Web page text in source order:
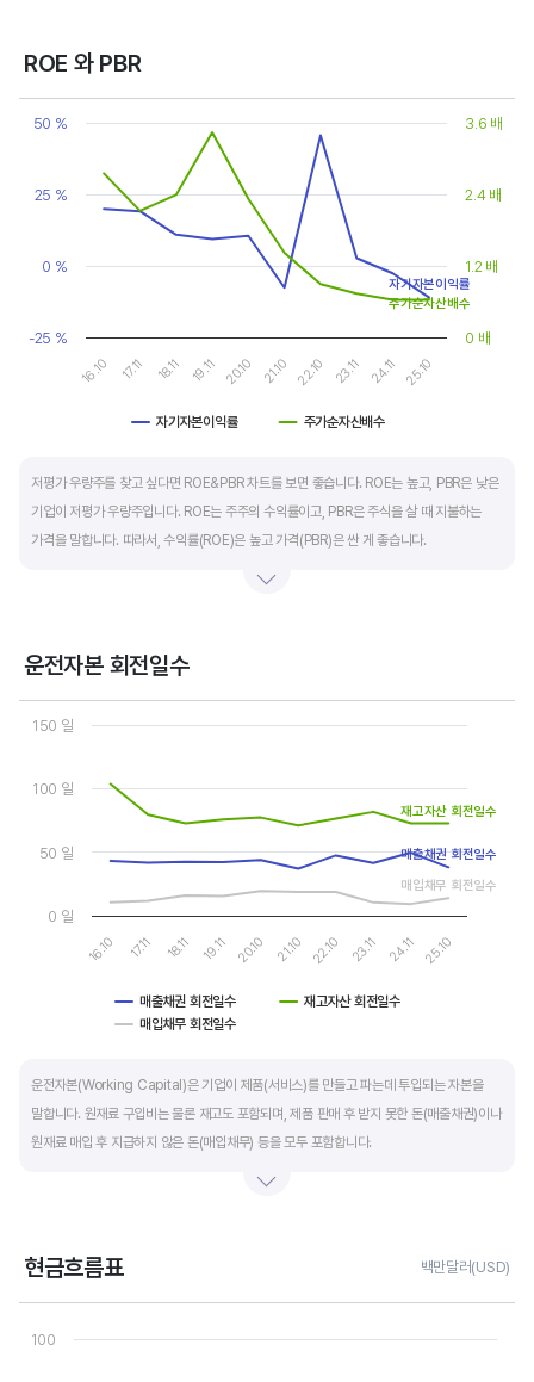
주당배당금의 비율입니다. 예를 들어 A 주식을 주당 100 달러에 매수하고 주당배당금으로
라고 하면, 시가배당률은 1.5% 이상이면 배당 매력이 있는 기업이고 배당수익률은
ROE 와 PBR
Chart
Line chart with 2 lines.
View as data table, Chart
The chart has 1 X axis displaying categories.
The chart has 2 Y axes displaying values, and values.
자기자본이익률 주가순자산배수
16.10 17.11 18.11 19.11 20.10 21.10 22.10 23.11 24.11 25.10
-25 %
0 %
25 %
50 %
0 배
1.2 배
2.4 배
3.6 배
자기자본이익률
주가순자산배수
저평가 우량주를 찾고 싶다면 ROE&PBR 차트를 보면 좋습니다. ROE는 높고, PBR은 낮은
기업이 저평가 우량주입니다. ROE는 주주의 수익률이고, PBR은 주식을 살 때 지불하는
가격을 말합니다. 따라서, 수익률(ROE)은 높고 가격(PBR)은 싼 게 좋습니다.
운전자본 회전일수
Chart
Line chart with 3 lines.
The chart has 2 Y axes displaying values, and values.
매출채권 회전일수
재고자산 회전일수
매입채무 회전일수
16.10 17.11 18.11 19.11 20.10 21.10 22.10 23.11 24.11 25.10
0 일
50 일
100 일
150 일
매출채권 회전일수
재고자산 회전일수
매입채무 회전일수
운전자본(Working Capital)은 기업이 제품(서비스)를 만들고 파는데 투입되는 자본을
말합니다. 원재료 구입비는 물론 재고도 포함되며, 제품 판매 후 받지 못한 돈(매출채권)이나
원재료 매입 후 지급하지 않은 돈(매입채무) 등을 모두 포함합니다.
높습니다. 따라서 운전자본 규모 보다는 현금이 잘 돌고 있는지를 확인할 수 있는 운전자본
운전자본 회전일수는 낮을 수록 좋습니다. 운전자본 회전일수가 낮으면 회사의 현금 회전이
현금흐름표 백만달러(USD)
Chart
View as data table, Chart
100